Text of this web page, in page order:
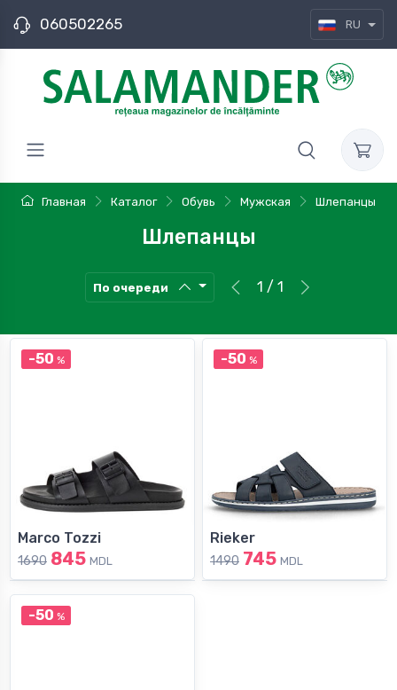
060502265 RU
Главная Каталог Обувь Мужская Шлепанцы
Шлепанцы
По очереди 1 / 1
-50 %
Marco Tozzi
1690 845 MDL
-50 %
Rieker
1490 745 MDL
-50 %